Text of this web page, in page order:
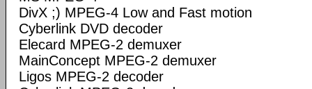
DivX ;) MPEG-4 Low and Fast motion
Cyberlink DVD decoder
Elecard MPEG-2 demuxer
MainConcept MPEG-2 demuxer
Ligos MPEG-2 decoder